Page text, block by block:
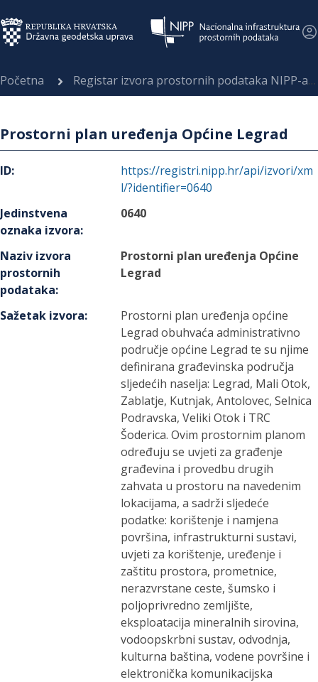
Početna Registar izvora prostornih podataka NIPP-a
Prostorni plan uređenja Općine Legrad
ID:
https://registri.nipp.hr/api/izvori/xm
l/?identifier=0640
Jedinstvena
oznaka izvora:
0640
Naziv izvora
prostornih
podataka:
Prostorni plan uređenja Općine
Legrad
Sažetak izvora:
Prostorni plan uređenja općine
Legrad obuhvaća administrativno
područje općine Legrad te su njime
definirana građevinska područja
sljedećih naselja: Legrad, Mali Otok,
Zablatje, Kutnjak, Antolovec, Selnica
Podravska, Veliki Otok i TRC
Šoderica. Ovim prostornim planom
određuju se uvjeti za građenje
građevina i provedbu drugih
zahvata u prostoru na navedenim
lokacijama, a sadrži sljedeće
podatke: korištenje i namjena
površina, infrastrukturni sustavi,
uvjeti za korištenje, uređenje i
zaštitu prostora, prometnice,
nerazvrstane ceste, šumsko i
poljoprivredno zemljište,
eksploatacija mineralnih sirovina,
vodoopskrbni sustav, odvodnja,
kulturna baština, vodene površine i
elektronička komunikacijska